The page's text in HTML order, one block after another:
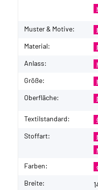
Muster & Motive:
Material:
Anlass:
Größe:
Oberfläche:
Textilstandard:
Stoffart:
Farben:
Breite: